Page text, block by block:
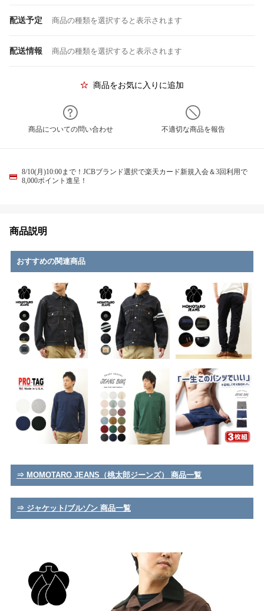
配送予定 商品の種類を選択すると表示されます
配送情報 商品の種類を選択すると表示されます
商品をお気に入りに追加
商品についての問い合わせ 不適切な商品を報告
8/10(月)10:00まで！JCBブランド選択で楽天カード新規入会＆3回利用で
8,000ポイント進呈！
商品説明
おすすめの関連商品
⇒ MOMOTARO JEANS（桃太郎ジーンズ） 商品一覧
⇒ ジャケット/ブルゾン 商品一覧